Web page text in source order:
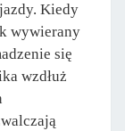
Kiedy
wywierany
się
wzdłuż